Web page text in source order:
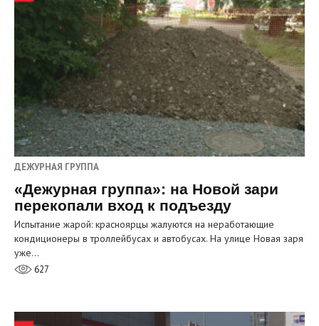
ДЕЖУРНАЯ ГРУППА
«Дежурная группа»: на Новой зари
перекопали вход к подъезду
Испытание жарой: красноярцы жалуются на неработающие
кондиционеры в троллейбусах и автобусах. На улице Новая заря
уже…
627